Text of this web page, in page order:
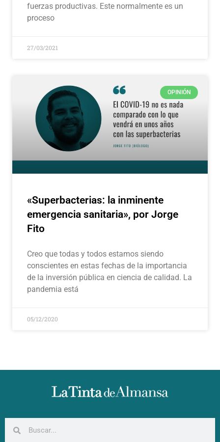
fuerzas productivas. Este normalmente es un
proceso
27/03/2021
OPINIÓN
«Superbacterias: la inminente
emergencia sanitaria», por Jorge
Fito
Creo que todas y todos estamos siendo
conscientes en estas fechas de la importancia
de la inversión pública en ciencia de calidad. La
pandemia está
05/12/2020